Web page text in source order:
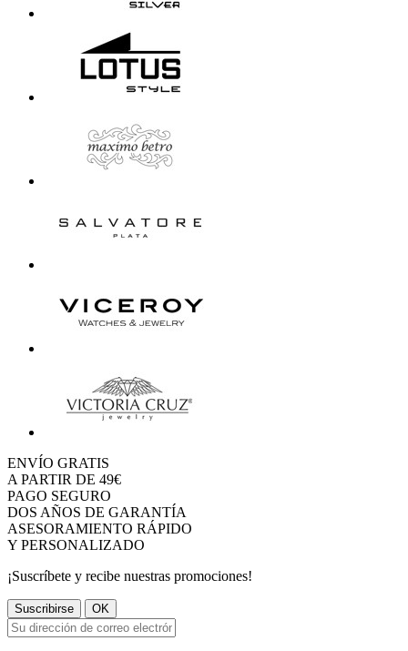
ENVÍO GRATIS
A PARTIR DE 49€
PAGO SEGURO
DOS AÑOS DE GARANTÍA
ASESORAMIENTO RÁPIDO
Y PERSONALIZADO
¡Suscríbete y recibe nuestras promociones!